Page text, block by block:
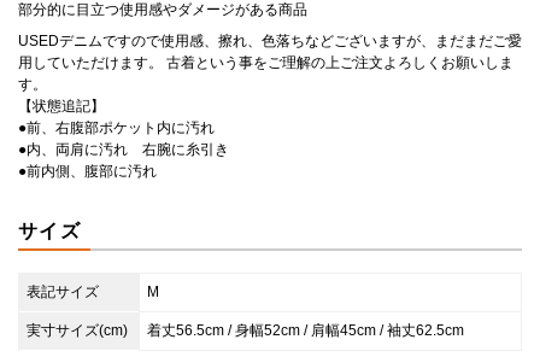
部分的に目立つ使用感やダメージがある商品
USEDデニムですので使用感、擦れ、色落ちなどございますが、まだまだご愛
用していただけます。 古着という事をご理解の上ご注文よろしくお願いしま
す。
【状態追記】
●前、右腹部ポケット内に汚れ
●内、両肩に汚れ 右腕に糸引き
●前内側、腹部に汚れ
サイズ
表記サイズ M
実寸サイズ(cm) 着丈56.5cm / 身幅52cm / 肩幅45cm / 袖丈62.5cm